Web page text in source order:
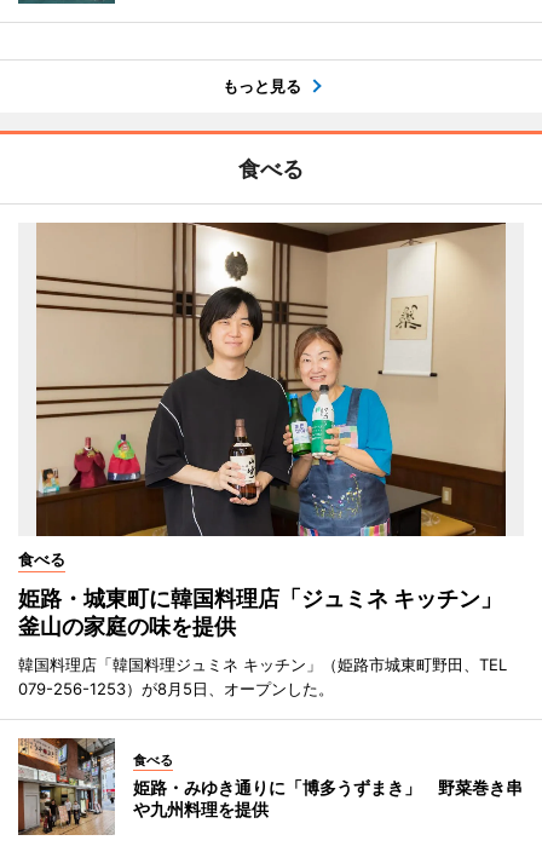
もっと見る
食べる
食べる
姫路・城東町に韓国料理店「ジュミネ キッチン」
釜山の家庭の味を提供
韓国料理店「韓国料理ジュミネ キッチン」（姫路市城東町野田、TEL
079-256-1253）が8月5日、オープンした。
食べる
姫路・みゆき通りに「博多うずまき」 野菜巻き串
や九州料理を提供